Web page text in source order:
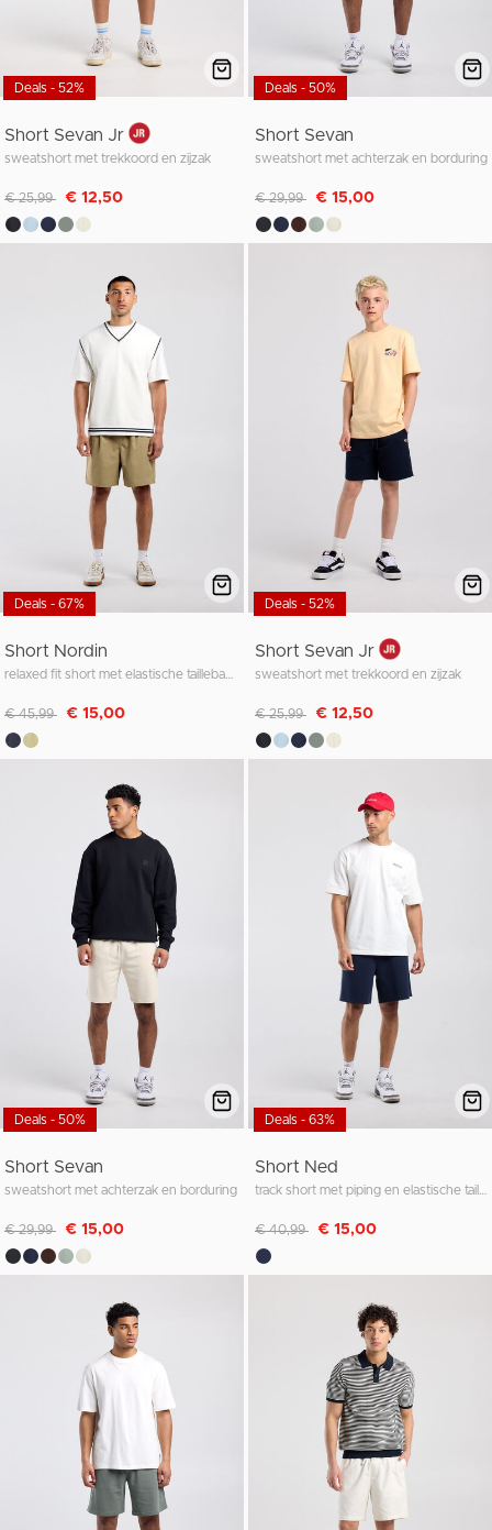
Deals - 52%
Short Sevan Jr
sweatshort met trekkoord en zijzak
Afgeprijsd van
€ 25,99 naar
€ 12,50
Deals - 50%
Short Sevan
sweatshort met achterzak en borduring
Afgeprijsd van
€ 29,99 naar
€ 15,00
Deals - 67%
Short Nordin
Afgeprijsd van
€ 45,99 naar
€ 15,00
Deals - 52%
Short Sevan Jr
sweatshort met trekkoord en zijzak
Afgeprijsd van
€ 25,99 naar
€ 12,50
Deals - 50%
Short Sevan
sweatshort met achterzak en borduring
Afgeprijsd van
€ 29,99 naar
€ 15,00
Deals - 63%
Short Ned
Afgeprijsd van
€ 40,99 naar
€ 15,00